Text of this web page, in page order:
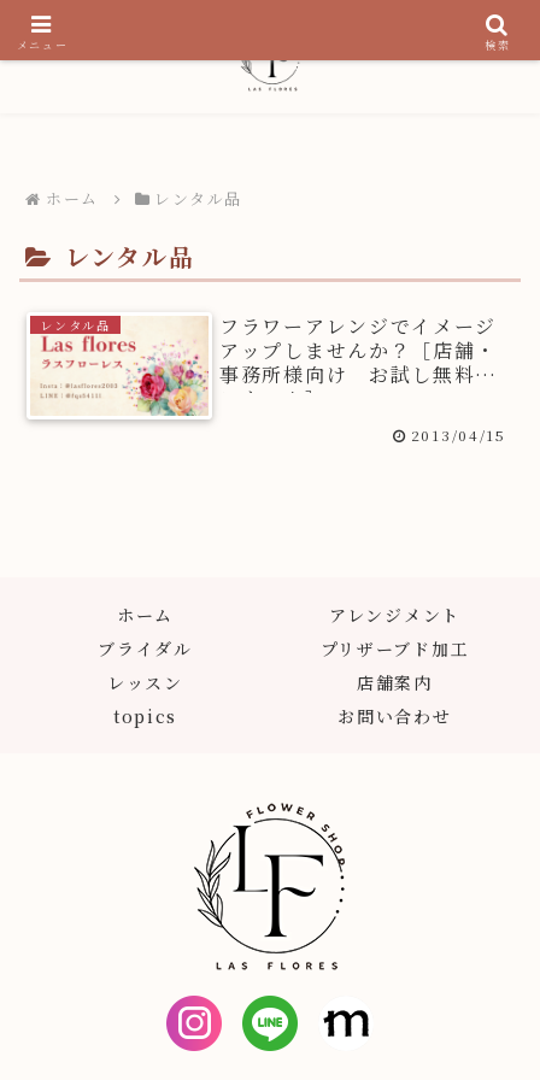
ホーム レンタル品
レンタル品
レンタル品
フラワーアレンジでイメージ
アップしませんか？［店舗・
事務所様向け お試し無料レ
ンタル！］
2013/04/15
ホーム
アレンジメント
ブライダル
プリザーブド加工
レッスン
店舗案内
topics
お問い合わせ
メニュー 検索